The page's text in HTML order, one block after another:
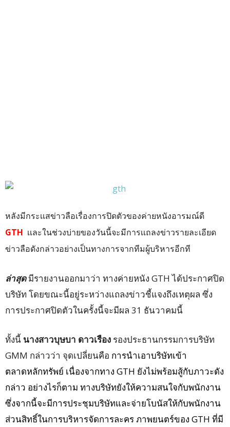
หลังมีกระเเสข่าวลือเรื่องการปิดตัวของค่ายหนังอารมณ์ดี
GTH เเละในช่วงบ่ายของวันนี้จะมีการเเถลงข่าวรายละเอียด
ข่าวลือดังกล่าวอย่างเป็นทางการจากทีมผู้บริหารอีกที
ล่าสุดมีรายงานออกมาว่า ทางค่ายหนัง GTH ได้ประกาศปิด
บริษัท โดยขณะนี้อยู่ระหว่างแถลงข่าวชี้แจงถึงเหตุผล ซึ่ง
การประกาศปิดตัวในครั้งนี้จะมีผล 31 ธันวาคมนี้
ทั้งนี้ นางสาวบุษบา ดาวเรือง รองประธานกรรมการบริษัท
GMM กล่าวว่า จุดเปลี่ยนคือ การนำเอาบริษัทเข้า
ตลาดหลักทรัพย์ เนื่องจากทาง GTH ยังไม่พร้อมสู้กับภาวะดัง
กล่าว อย่างไรก็ตาม ทางบริษัทยังให้ความสนใจกับพนักงาน
ซึ่งจากนี้จะมีการประชุมบริษัทและจ่ายโบนัสให้กับพนักงาน
ส่วนสิทธิ์ในการบริหารจัดการละคร ภาพยนตร์ของ GTH ที่มี